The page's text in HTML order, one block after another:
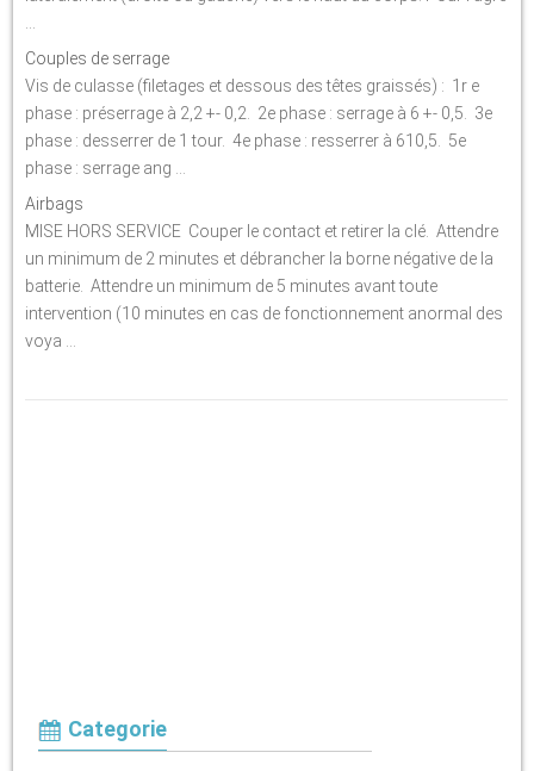
Couples de serrage
Vis de culasse (filetages et dessous des têtes graissés) : 1r e
phase : préserrage à 2,2 +- 0,2. 2e phase : serrage à 6 +- 0,5. 3e
phase : desserrer de 1 tour. 4e phase : resserrer à 610,5. 5e
phase : serrage ang ...
Airbags
MISE HORS SERVICE Couper le contact et retirer la clé. Attendre
un minimum de 2 minutes et débrancher la borne négative de la
batterie. Attendre un minimum de 5 minutes avant toute
intervention (10 minutes en cas de fonctionnement anormal des
voya ...
Categorie